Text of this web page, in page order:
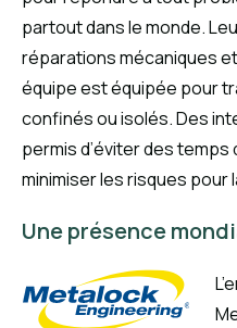
partout dans le monde.
réparations mécaniques
équipe est équipée pour
confinés ou isolés. Des
permis d’éviter des temps
minimiser les risques pour
Une présence